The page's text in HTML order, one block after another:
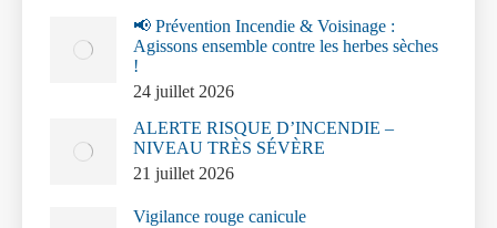
📢 Prévention Incendie & Voisinage :
Agissons ensemble contre les herbes sèches
!
24 juillet 2026
ALERTE RISQUE D’INCENDIE –
NIVEAU TRÈS SÉVÈRE
21 juillet 2026
Vigilance rouge canicule